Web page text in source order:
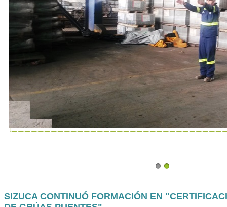
SIZUCA CONTINUÓ FORMACIÓN EN